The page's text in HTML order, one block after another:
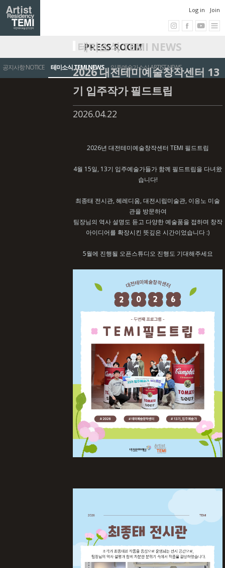
Log in Join
PRESS ROOM
공지사항 NOTICE 테미소식 TEMI NEWS 입주예술가소식 ARTIST NEWS
테미소식 TEMI NEWS
2026 대전테미예술창작센터 13
기 입주작가 필드트립
2026.04.22
2026년 대전테미예술창작센터 TEMI 필드트립
4월 15일, 13기 입주예술가들가 함께 필드트립을 다녀왔
습니다!
최종태 전시관, 헤레디움, 대전시립미술관, 이응노 미술
관을 방문하여
팀장님의 역사 설명도 듣고 다양한 예술품을 접하며 창작
아이디어를 확장시킨 뜻깊은 시간이었습니다 :)
5월에 진행될 오픈스튜디오 진행도 기대해주세요